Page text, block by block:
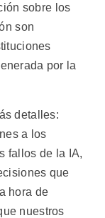
sobre los
son
por la
detalles:
a los
fallos de la IA,
que
hora de
nuestros